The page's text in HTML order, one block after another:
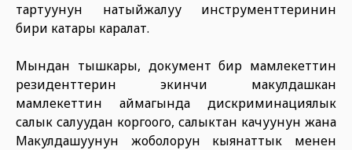
тартуунун натыйжалуу инструменттеринин
бири катары каралат.
Мындан тышкары, документ бир мамлекеттин
резиденттерин экинчи макулдашкан
мамлекеттин аймагында дискриминациялык
салык салуудан коргоого, салыктан качуунун жана
Макулдашуунун жоболорун кыянаттык менен